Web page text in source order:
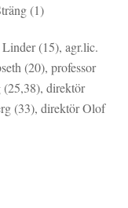
(1)
(15), agr.lic.
(20), professor
(25,38), direktör
(33), direktör Olof